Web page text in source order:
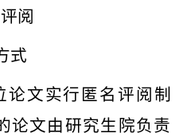
阅
式
论文实行匿名评阅制
论文由研究生院负责